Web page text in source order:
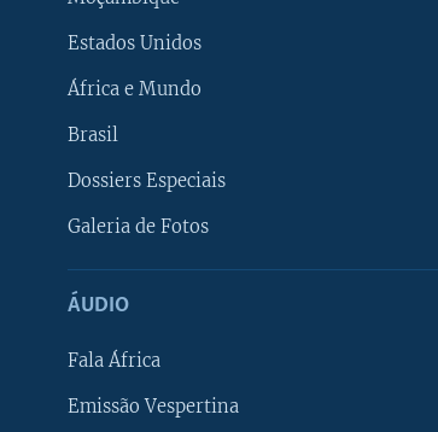
Estados Unidos
África e Mundo
Brasil
Dossiers Especiais
Galeria de Fotos
ÁUDIO
Fala África
Emissão Vespertina